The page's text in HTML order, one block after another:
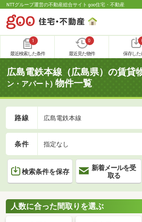
NTTグループ運営の不動産総合サイト goo住宅・不動産
1
最近検索した条件
0
最近見た物件 保存した
広島電鉄本線（広島県）の賃貸
ン・アパート) 物件一覧
路線 広島電鉄本線
条件 指定なし
検索条件を保存
新着メールを受
取る
人数に合った間取りを選ぶ